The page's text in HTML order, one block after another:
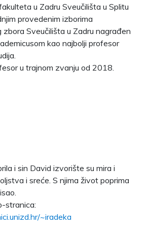
u Zadru Sveučilišta u Splitu
provedenim izborima
Sveučilišta u Zadru nagrađen
kao najbolji profesor
u trajnom zvanju od 2018.
i sin David izvorište su mira i
i sreće. S njima život poprima
stranica:
~iradeka